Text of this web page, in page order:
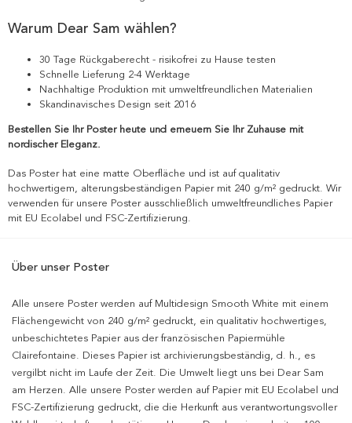
Warum Dear Sam wählen?
30 Tage Rückgaberecht - risikofrei zu Hause testen
Schnelle Lieferung 2-4 Werktage
Nachhaltige Produktion mit umweltfreundlichen Materialien
Skandinavisches Design seit 2016
Bestellen Sie Ihr Poster heute und erneuern Sie Ihr Zuhause mit
nordischer Eleganz.
Das Poster hat eine matte Oberfläche und ist auf qualitativ
hochwertigem, alterungsbeständigen Papier mit 240 g/m² gedruckt. Wir
verwenden für unsere Poster ausschließlich umweltfreundliches Papier
mit EU Ecolabel und FSC-Zertifizierung.
Über unser Poster
Alle unsere Poster werden auf Multidesign Smooth White mit einem
Flächengewicht von 240 g/m² gedruckt, ein qualitativ hochwertiges,
unbeschichtetes Papier aus der französischen Papiermühle
Clairefontaine. Dieses Papier ist archivierungsbeständig, d. h., es
vergilbt nicht im Laufe der Zeit. Die Umwelt liegt uns bei Dear Sam
am Herzen. Alle unsere Poster werden auf Papier mit EU Ecolabel und
FSC-Zertifizierung gedruckt, die die Herkunft aus verantwortungsvoller